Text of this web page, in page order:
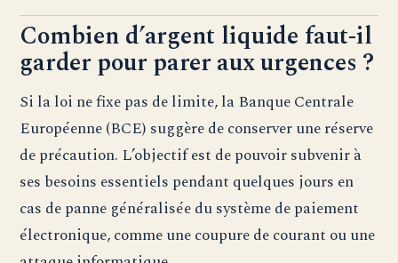
Combien d’argent liquide faut-il
garder pour parer aux urgences ?
Si la loi ne fixe pas de limite, la Banque Centrale
Européenne (BCE) suggère de conserver une réserve
de précaution. L’objectif est de pouvoir subvenir à
ses besoins essentiels pendant quelques jours en
cas de panne généralisée du système de paiement
électronique, comme une coupure de courant ou une